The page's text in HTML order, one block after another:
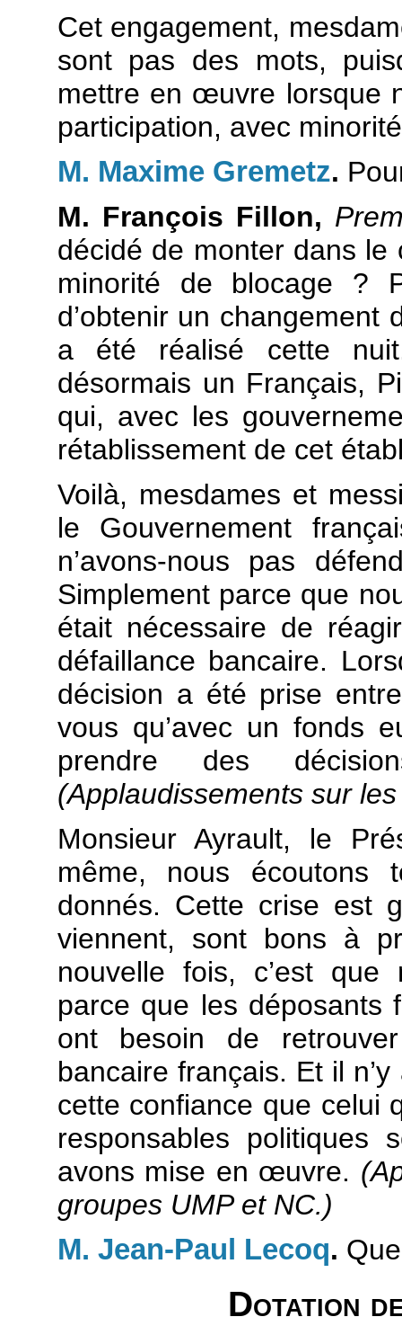
Cet engagement,
sont pas des mots,
mettre en œuvre lorsque
participation, avec
M. Maxime Gremetz.
M. François Fillon,
décidé de monter dans
minorité de blocage ?
d’obtenir un changement
a été réalisé cette
désormais un Français,
qui, avec les
rétablissement de cet
Voilà, mesdames et
le Gouvernement
n’avons-nous pas
Simplement parce que
était nécessaire de
défaillance bancaire.
décision a été prise
vous qu’avec un fonds
prendre des
(Applaudissements sur
Monsieur Ayrault, le
même, nous écoutons
donnés. Cette crise est
viennent, sont bons à
nouvelle fois, c’est que
parce que les déposants
ont besoin de
bancaire français. Et il
cette confiance que celui
responsables politiques
avons mise en œuvre.
groupes UMP et NC.)
M. Jean-Paul Lecoq.
Dotation